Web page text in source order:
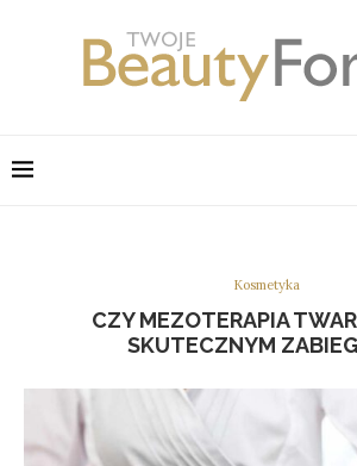
Kosmetyka
CZY MEZOTERAPIA
SKUTECZNYM